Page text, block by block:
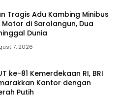
Tragis Adu Kambing Minibus
di Sarolangun, Dua
Dunia
7, 2026
ke-81 Kemerdekaan RI, BRI
Kantor dengan
Putih